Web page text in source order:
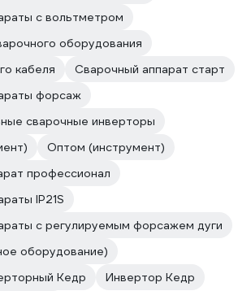
с вольтметром
оборудования
кабеля
Сварочный аппарат старт
форсаж
сварочные инверторы
Оптом (инструмент)
профессионал
IP21S
с регулируемым форсажем дуги
оборудование)
Кедр
Инвертор Кедр